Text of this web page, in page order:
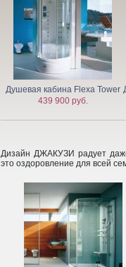
Душевая кабина Flexa Tower
439 900 руб.
Дизайн ДЖАКУЗИ радует
это оздоровление для